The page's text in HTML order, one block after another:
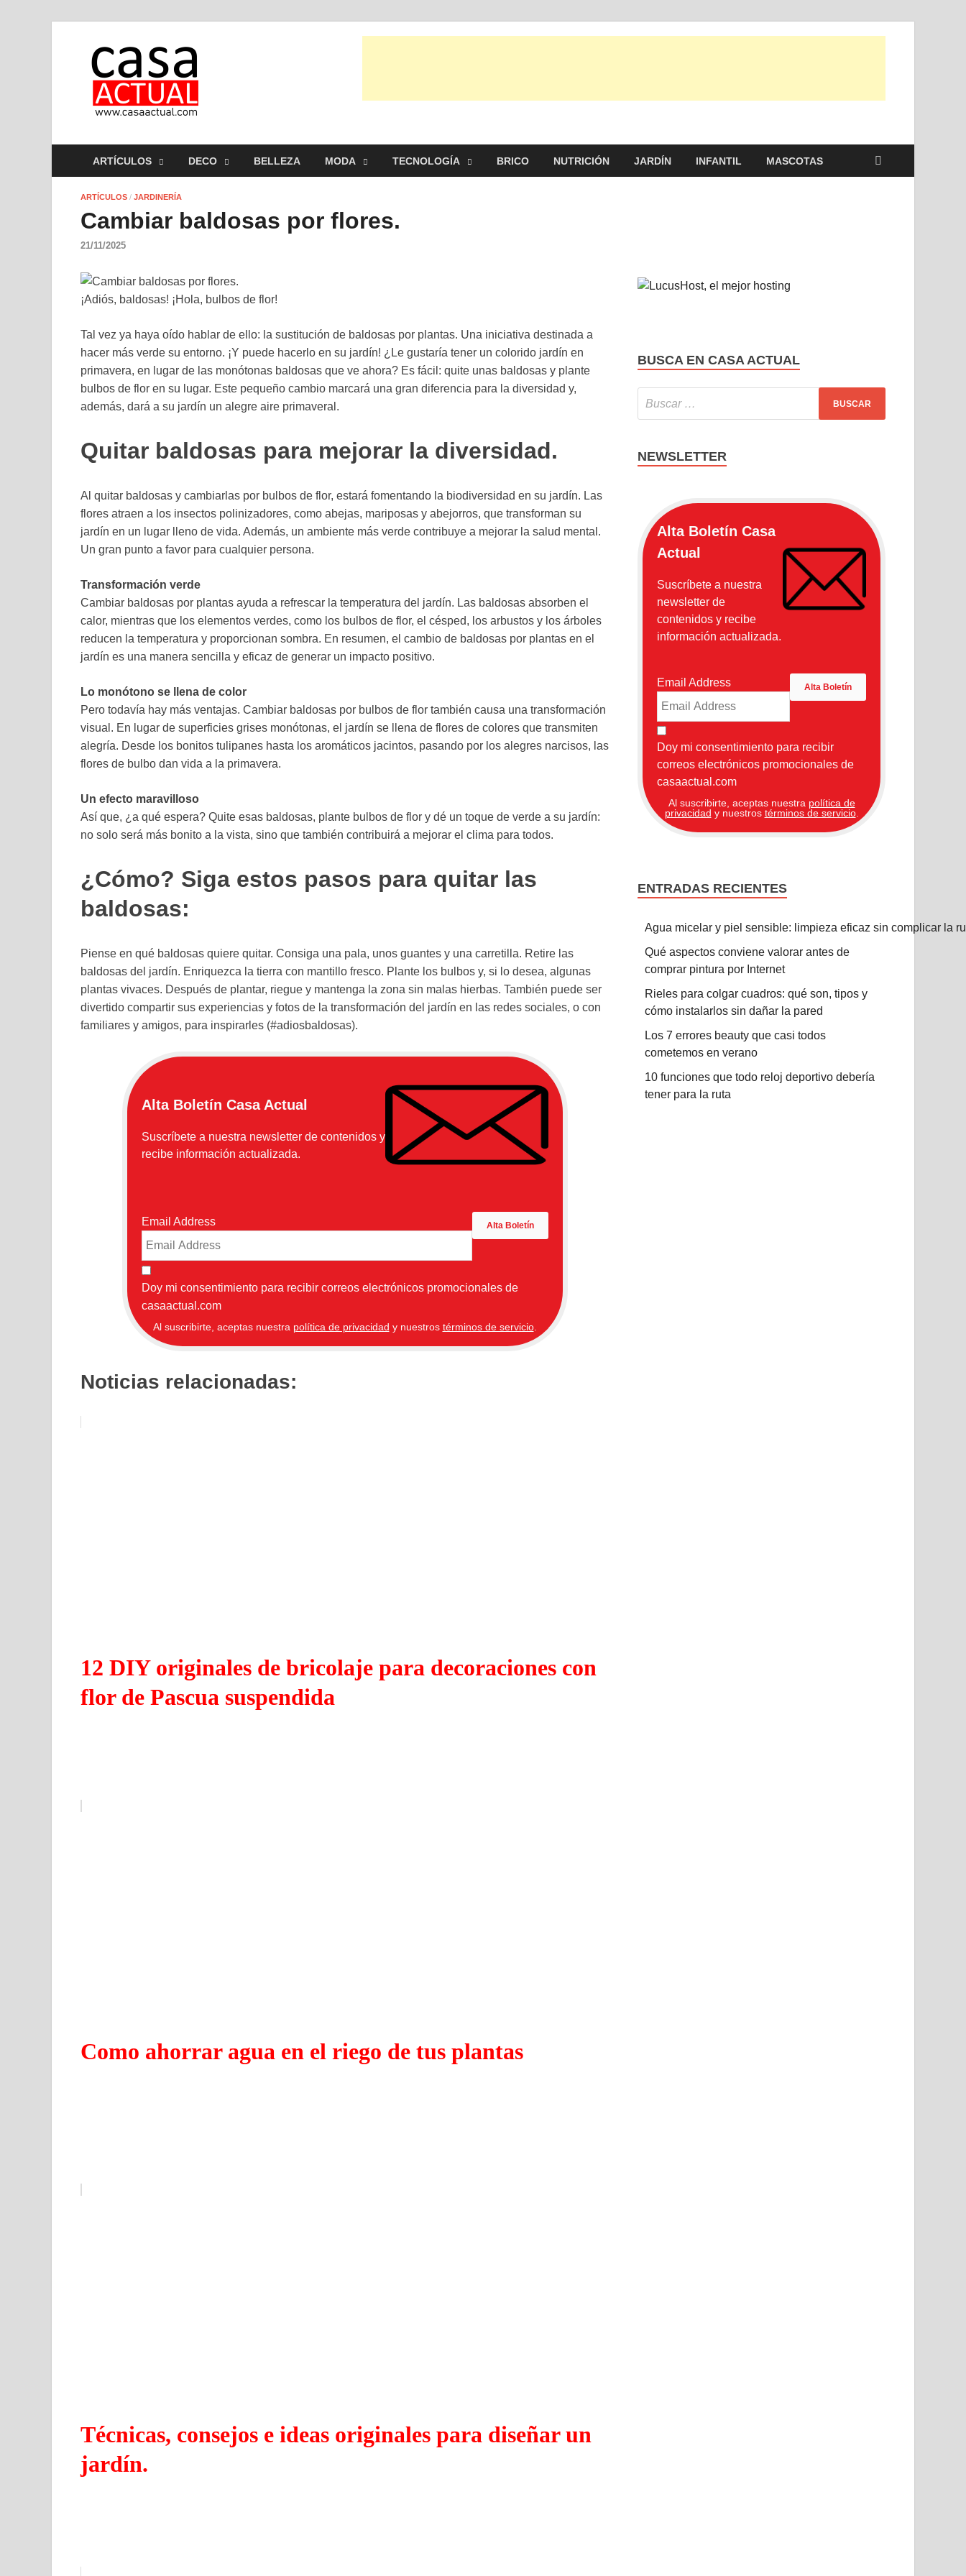
ARTÍCULOS DECO BELLEZA MODA TECNOLOGÍA BRICO NUTRICIÓN JARDÍN INFANTIL MASCOTAS
ARTÍCULOS / JARDINERÍA
Cambiar baldosas por flores.
21/11/2025
¡Adiós, baldosas! ¡Hola, bulbos de flor!
Tal vez ya haya oído hablar de ello: la sustitución de baldosas por plantas. Una iniciativa destinada a
hacer más verde su entorno. ¡Y puede hacerlo en su jardín! ¿Le gustaría tener un colorido jardín en
primavera, en lugar de las monótonas baldosas que ve ahora? Es fácil: quite unas baldosas y plante
bulbos de flor en su lugar. Este pequeño cambio marcará una gran diferencia para la diversidad y,
además, dará a su jardín un alegre aire primaveral.
Quitar baldosas para mejorar la diversidad.
Al quitar baldosas y cambiarlas por bulbos de flor, estará fomentando la biodiversidad en su jardín. Las
flores atraen a los insectos polinizadores, como abejas, mariposas y abejorros, que transforman su
jardín en un lugar lleno de vida. Además, un ambiente más verde contribuye a mejorar la salud mental.
Un gran punto a favor para cualquier persona.
Transformación verde
Cambiar baldosas por plantas ayuda a refrescar la temperatura del jardín. Las baldosas absorben el
calor, mientras que los elementos verdes, como los bulbos de flor, el césped, los arbustos y los árboles
reducen la temperatura y proporcionan sombra. En resumen, el cambio de baldosas por plantas en el
jardín es una manera sencilla y eficaz de generar un impacto positivo.
Lo monótono se llena de color
Pero todavía hay más ventajas. Cambiar baldosas por bulbos de flor también causa una transformación
visual. En lugar de superficies grises monótonas, el jardín se llena de flores de colores que transmiten
alegría. Desde los bonitos tulipanes hasta los aromáticos jacintos, pasando por los alegres narcisos, las
flores de bulbo dan vida a la primavera.
Un efecto maravilloso
Así que, ¿a qué espera? Quite esas baldosas, plante bulbos de flor y dé un toque de verde a su jardín:
no solo será más bonito a la vista, sino que también contribuirá a mejorar el clima para todos.
¿Cómo? Siga estos pasos para quitar las
baldosas:
Piense en qué baldosas quiere quitar. Consiga una pala, unos guantes y una carretilla. Retire las
baldosas del jardín. Enriquezca la tierra con mantillo fresco. Plante los bulbos y, si lo desea, algunas
plantas vivaces. Después de plantar, riegue y mantenga la zona sin malas hierbas. También puede ser
divertido compartir sus experiencias y fotos de la transformación del jardín en las redes sociales, o con
familiares y amigos, para inspirarles (#adiosbaldosas).
Alta Boletín Casa Actual
Suscríbete a nuestra newsletter de contenidos y
recibe información actualizada.
Email Address
Doy mi consentimiento para recibir correos electrónicos promocionales de
casaactual.com
Al suscribirte, aceptas nuestra política de privacidad y nuestros términos de servicio.
Noticias relacionadas:
12 DIY originales de bricolaje para decoraciones con
flor de Pascua suspendida
Como ahorrar agua en el riego de tus plantas
Técnicas, consejos e ideas originales para diseñar un
jardín.
BUSCA EN CASA ACTUAL
NEWSLETTER
Alta Boletín Casa
Actual
Suscríbete a nuestra
newsletter de
contenidos y recibe
información actualizada.
Email Address
Doy mi consentimiento para recibir
correos electrónicos promocionales de
casaactual.com
Al suscribirte, aceptas nuestra política de
privacidad y nuestros términos de servicio.
ENTRADAS RECIENTES
Agua micelar y piel sensible: limpieza eficaz sin complicar la
Qué aspectos conviene valorar antes de
comprar pintura por Internet
Rieles para colgar cuadros: qué son, tipos y
cómo instalarlos sin dañar la pared
Los 7 errores beauty que casi todos
cometemos en verano
10 funciones que todo reloj deportivo debería
tener para la ruta